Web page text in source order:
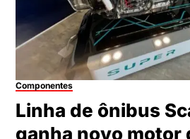
Componentes
Linha de ônibus
ganha novo motor